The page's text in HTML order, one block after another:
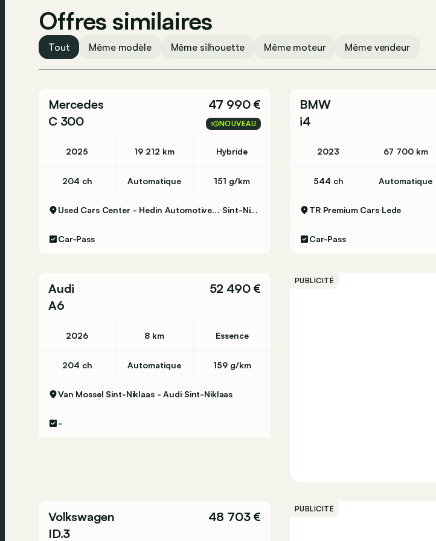
Offres similaires
Tout Même modèle Même silhouette Même moteur Même vendeur
Mercedes
C 300
47 990 €
NOUVEAU
2025 19 212 km Hybride
204 ch Automatique 151 g/km
Used Cars Center - Hedin Automotive Sint-Niklaas Sint-Niklaas
Car-Pass
BMW
i4
2023 67 700 km
544 ch Automatique
TR Premium Cars Lede
Car-Pass
Audi
A6
52 490 €
2026 8 km Essence
204 ch Automatique 159 g/km
Van Mossel Sint-Niklaas - Audi Sint-Niklaas
-
PUBLICITÉ
Volkswagen
ID.3
48 703 €
PUBLICITÉ